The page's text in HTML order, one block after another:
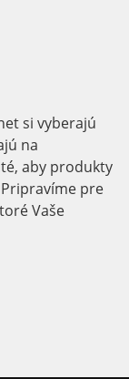
si vyberajú
na
aby produkty
pre
Vaše